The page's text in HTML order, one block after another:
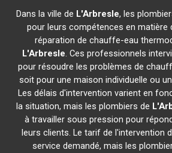
Dans la ville de L'Arbresle, les
pour leurs compétences en matière
réparation de chauffe-eau
L'Arbresle. Ces professionnels
pour résoudre les problèmes de
soit pour une maison individuelle ou
Les délais d'intervention varient en
la situation, mais les plombiers de
à travailler sous pression pour
leurs clients. Le tarif de l'intervention
service demandé, mais les